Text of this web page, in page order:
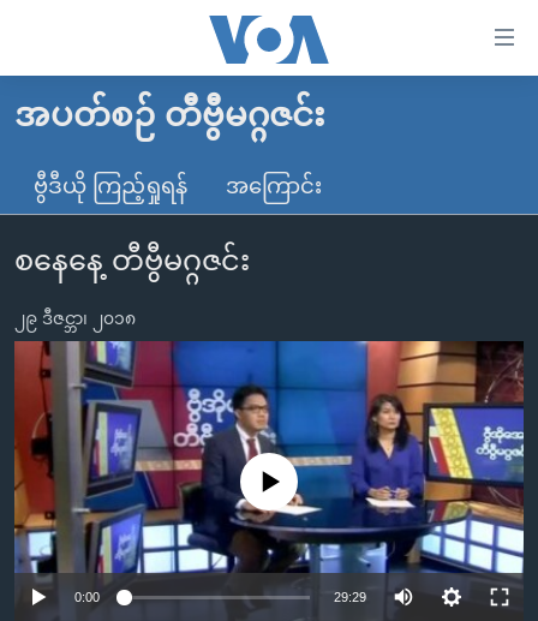
လွယ်ကူ
သည့်
များ
ပင်မ
အကြောင်းအရာ
ကျော်
ကြည့်
ရန်
ပင်မ
အ
ညွန်း
စာမျက်နှာ
မူလစာမျက်နှာ
မြန်မာ
ကမ္ဘာ့သတင်းများ
နိုင်ငံတကာ
တရုတ်
အစ္စရေး-ပါလက်စတိုင်း
ဗွီဒီယို
ရပ်ဝန်းတခု လမ်းတခု အလွန်
အင်္ဂလိပ်စာလေ့လာမယ်
အမေရိကန်သုံးအီဒီယံ
မကြေးမုံရဲ့ အင်္ဂလိပ်စာ
ရုပ်ရှင်ထဲက အင်္ဂလိပ်စာ
သုတပဒေသာ အင်္ဂလိပ်စာ
အပတ်စဉ်ကဏ္ဍများ
ရေဒီယို
တီဗွီ
ရေဒီယိုနှင့်ရုပ်သံ အချက်အလက်များ
ရေဒီယို/တီဗွီအစီအစဉ်
Learning English
အပတ်စဉ် တီဗွီမဂ္ဂဇင်း
ဗွီဒီယို ကြည့်ရှုရန် အကြောင်း
စနေနေ့ တီဗွီမဂ္ဂဇင်း
၂၉ ဒီဇင္ဘာ၊ ၂၀၁၈
No media source currently available
0:00 29:29